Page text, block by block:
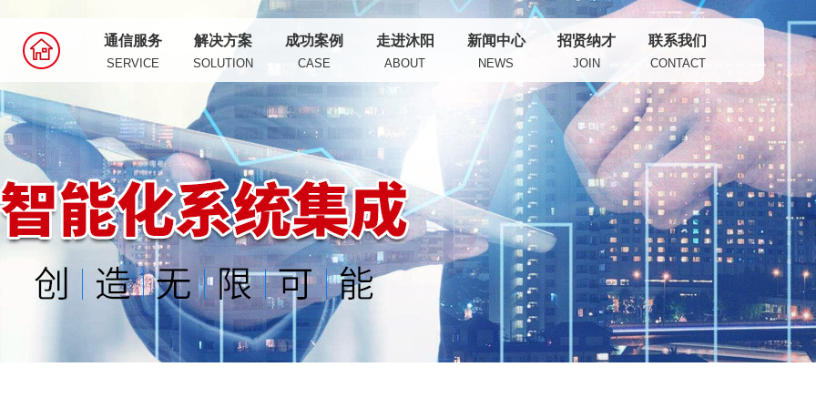
通信服务
SERVICE
解决方案
SOLUTION
成功案例
CASE
走进沐阳
ABOUT
新闻中心
NEWS
招贤纳才
JOIN
联系我们
CONTACT